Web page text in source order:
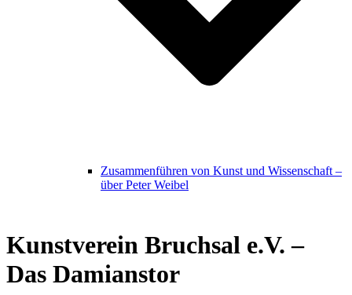
Zusammenführen von Kunst und Wissenschaft –
über Peter Weibel
Kunstverein Bruchsal e.V. –
Das Damianstor